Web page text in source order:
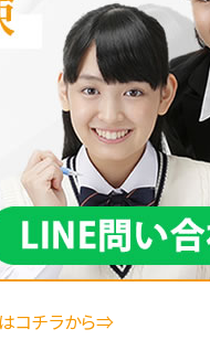
コチラから⇒